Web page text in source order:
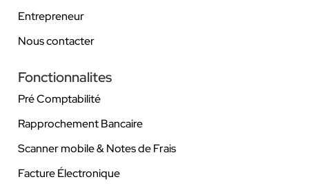
Entrepreneur
Nous contacter
Fonctionnalites
Pré Comptabilité
Rapprochement Bancaire
Scanner mobile & Notes de Frais
Facture Électronique